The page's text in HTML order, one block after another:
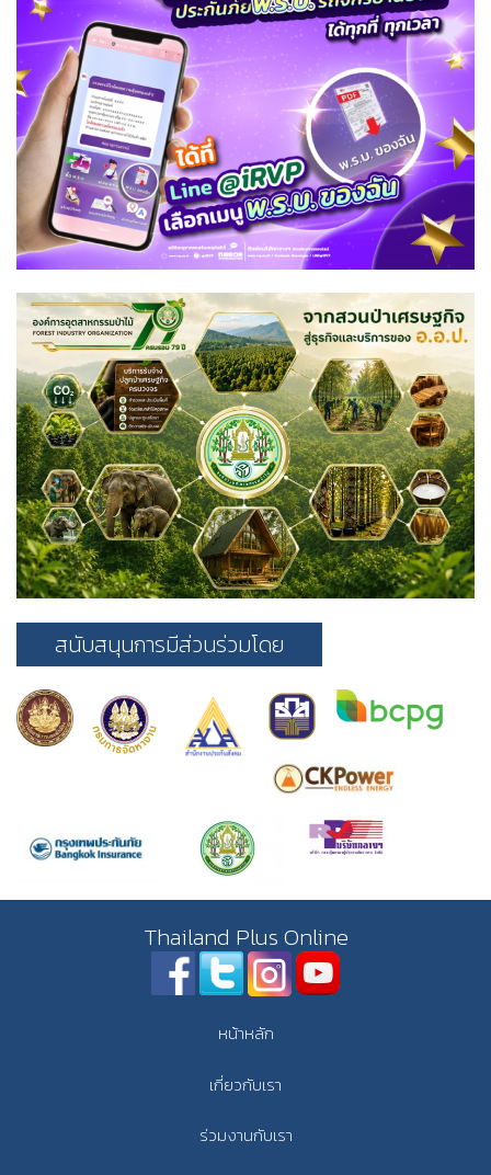
สนับสนุนการมีส่วนร่วมโดย
Thailand Plus Online
หน้าหลัก
เกี่ยวกับเรา
ร่วมงานกับเรา